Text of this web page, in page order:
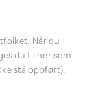
Når du
du til her som
stå oppført).